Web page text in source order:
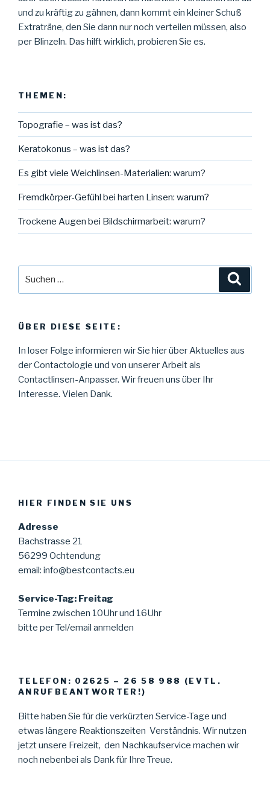
und zu kräftig zu gähnen, dann kommt ein kleiner Schuß
Extraträne, den Sie dann nur noch verteilen müssen, also
per Blinzeln. Das hilft wirklich, probieren Sie es.
THEMEN:
Topografie – was ist das?
Keratokonus – was ist das?
Es gibt viele Weichlinsen-Materialien: warum?
Fremdkörper-Gefühl bei harten Linsen: warum?
Trockene Augen bei Bildschirmarbeit: warum?
ÜBER DIESE SEITE:
In loser Folge informieren wir Sie hier über Aktuelles aus
der Contactologie und von unserer Arbeit als
Contactlinsen-Anpasser. Wir freuen uns über Ihr
Interesse. Vielen Dank.
HIER FINDEN SIE UNS
Adresse
Bachstrasse 21
56299 Ochtendung
email: info@bestcontacts.eu
Service-Tag: Freitag
Termine zwischen 10Uhr und 16Uhr
bitte per Tel/email anmelden
TELEFON: 02625 – 26 58 988 (EVTL.
ANRUFBEANTWORTER!)
Bitte haben Sie für die verkürzten Service-Tage und
etwas längere Reaktionszeiten Verständnis. Wir nutzen
jetzt unsere Freizeit, den Nachkaufservice machen wir
noch nebenbei als Dank für Ihre Treue.